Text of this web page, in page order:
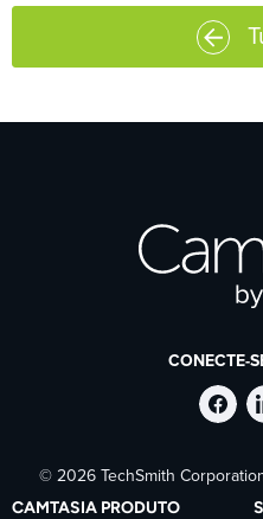
CONECTE-
a
© 2026 TechSmith
CAMTASIA PRODUTO